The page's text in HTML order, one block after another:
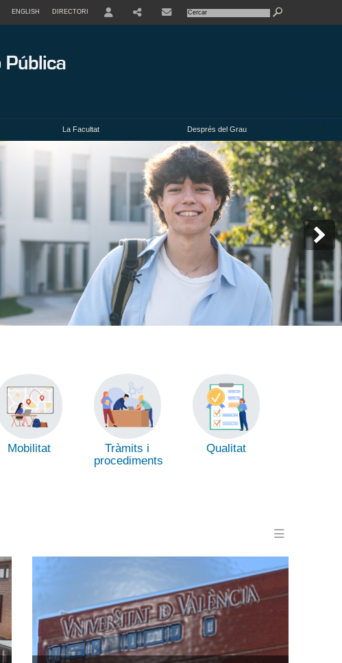
ENGLISH DIRECTORI
La Facultat Després del Grau
Mobilitat
Tràmits i
procediments
Qualitat
Menu